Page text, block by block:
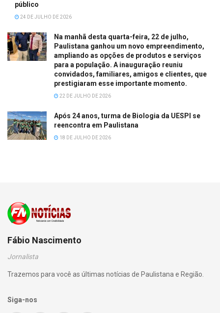
público
24 DE JULHO DE 2026
Na manhã desta quarta-feira, 22 de julho,
Paulistana ganhou um novo empreendimento,
ampliando as opções de produtos e serviços
para a população. A inauguração reuniu
convidados, familiares, amigos e clientes, que
prestigiaram esse importante momento.
22 DE JULHO DE 2026
Após 24 anos, turma de Biologia da UESPI se
reencontra em Paulistana
18 DE JULHO DE 2026
Fábio Nascimento
Jornalista
Trazemos para você as últimas notícias de Paulistana e Região.
Siga-nos